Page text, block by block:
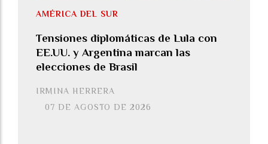
Tensiones diplomáticas de Lula con
EE.UU. y Argentina marcan las
elecciones de Brasil
IRMINA HERRERA
AMÉRICA DEL SUR
07 DE AGOSTO DE 2026